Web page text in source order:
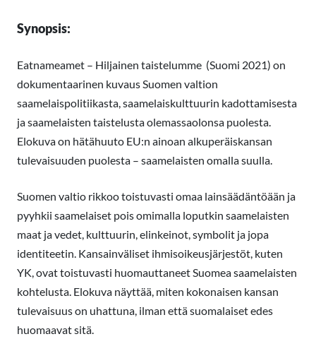
Synopsis:
Eatnameamet – Hiljainen taistelumme (Suomi 2021) on
dokumentaarinen kuvaus Suomen valtion
saamelaispolitiikasta, saamelaiskulttuurin kadottamisesta
ja saamelaisten taistelusta olemassaolonsa puolesta.
Elokuva on hätähuuto EU:n ainoan alkuperäiskansan
tulevaisuuden puolesta – saamelaisten omalla suulla.
Suomen valtio rikkoo toistuvasti omaa lainsäädäntöään ja
pyyhkii saamelaiset pois omimalla loputkin saamelaisten
maat ja vedet, kulttuurin, elinkeinot, symbolit ja jopa
identiteetin. Kansainväliset ihmisoikeusjärjestöt, kuten
YK, ovat toistuvasti huomauttaneet Suomea saamelaisten
kohtelusta. Elokuva näyttää, miten kokonaisen kansan
tulevaisuus on uhattuna, ilman että suomalaiset edes
huomaavat sitä.